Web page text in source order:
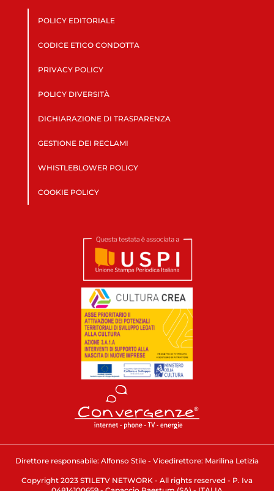
POLICY EDITORIALE
CODICE ETICO CONDOTTA
PRIVACY POLICY
POLICY DIVERSITÀ
DICHIARAZIONE DI TRASPARENZA
GESTIONE DEI RECLAMI
WHISTLEBLOWER POLICY
COOKIE POLICY
Direttore responsabile: Alfonso Stile - Vicedirettore: Marilina Letizia
Copyright 2023 STILETV NETWORK - All rights reserved - P. Iva